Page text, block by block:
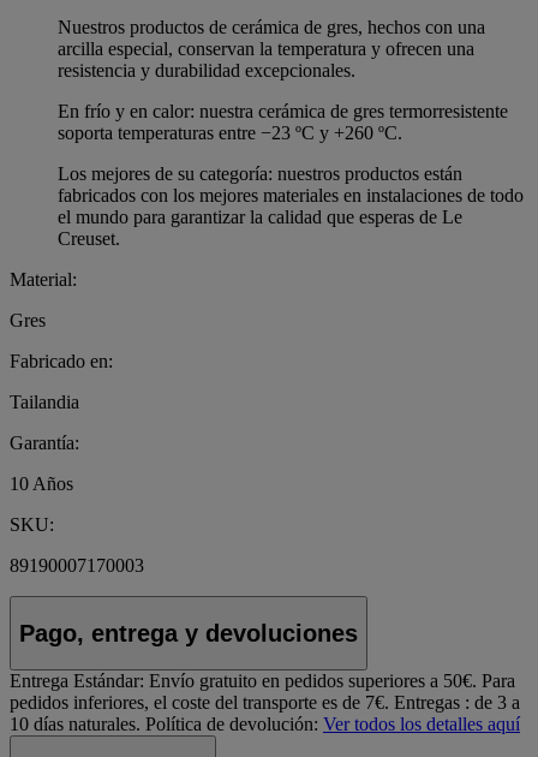
Nuestros productos de cerámica de gres, hechos con una
arcilla especial, conservan la temperatura y ofrecen una
resistencia y durabilidad excepcionales.
En frío y en calor: nuestra cerámica de gres termorresistente
soporta temperaturas entre −23 ºC y +260 ºC.
Los mejores de su categoría: nuestros productos están
fabricados con los mejores materiales en instalaciones de todo
el mundo para garantizar la calidad que esperas de Le
Creuset.
Material:
Gres
Fabricado en:
Tailandia
Garantía:
10 Años
SKU:
89190007170003
Pago, entrega y devoluciones
Entrega Estándar: Envío gratuito en pedidos superiores a 50€. Para
pedidos inferiores, el coste del transporte es de 7€. Entregas : de 3 a
10 días naturales. Política de devolución: Ver todos los detalles aquí